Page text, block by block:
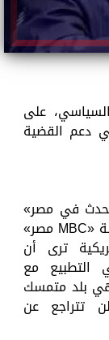
على
دعم القضية
في مصر»
مع الإعلامي شريف عامر، المذاع عبر شاشة «MBC مصر»
ترى أن
التطبيع مع
بلد متمسك
تتراجع عن